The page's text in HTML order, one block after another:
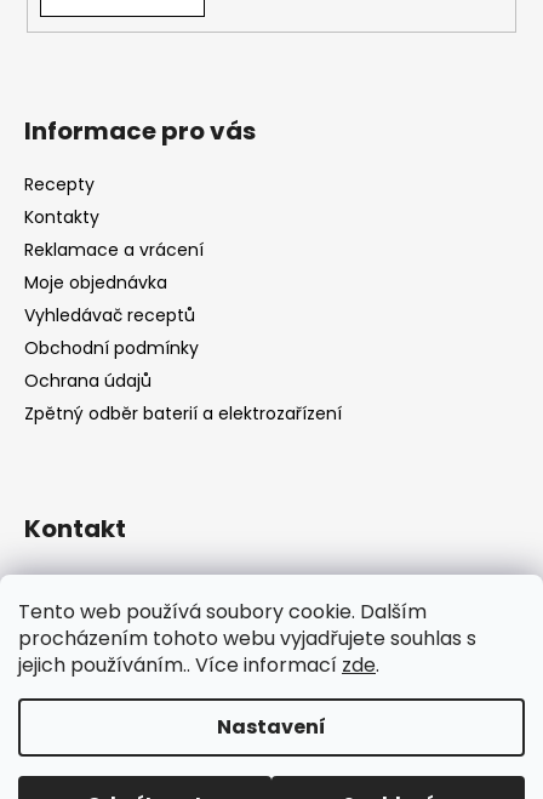
Tento web používá soubory cookie. Dalším
procházením tohoto webu vyjadřujete souhlas s
jejich používáním.. Více informací zde.
Nastavení
Informace pro vás
Recepty
Kontakty
Reklamace a vrácení
Moje objednávka
Vyhledávač receptů
Obchodní podmínky
Ochrana údajů
Zpětný odběr baterií a elektrozařízení
Kontakt